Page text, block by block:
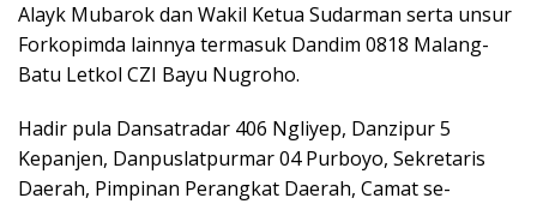
Alayk Mubarok dan Wakil Ketua Sudarman serta unsur
Forkopimda lainnya termasuk Dandim 0818 Malang-
Batu Letkol CZI Bayu Nugroho.
Hadir pula Dansatradar 406 Ngliyep, Danzipur 5
Kepanjen, Danpuslatpurmar 04 Purboyo, Sekretaris
Daerah, Pimpinan Perangkat Daerah, Camat se-